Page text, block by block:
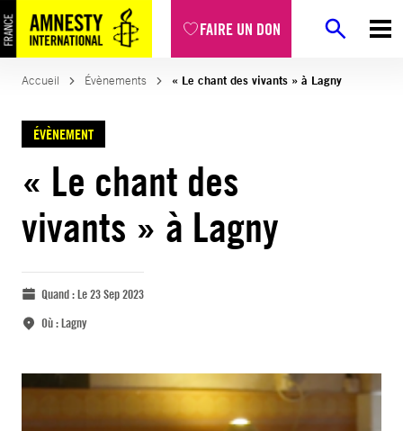
FAIRE UN DON
Accueil Évènements « Le chant des vivants » à Lagny
ÉVÈNEMENT
« Le chant des
vivants » à Lagny
Quand :Le 23 Sep 2023
Où :Lagny